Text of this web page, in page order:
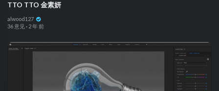
TTO TTO 金素妍
alwood127
36 意见· 2 年 前